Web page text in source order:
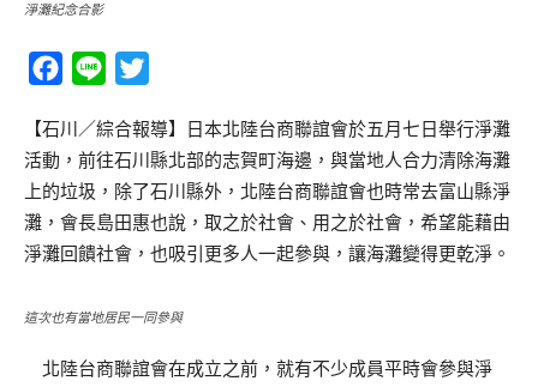
淨灘紀念合影
Facebook
Line
【石川／綜合報導】日本北陸台商聯誼會於五月七日舉行淨灘
活動，前往石川縣北部的志賀町海邊，與當地人合力清除海灘
上的垃圾，除了石川縣外，北陸台商聯誼會也時常去富山縣淨
灘，會長島田惠也說，取之於社會、用之於社會，希望能藉由
淨灘回饋社會，也吸引更多人一起參與，讓海灘變得更乾淨。
這次也有當地居民一同參與
北陸台商聯誼會在成立之前，就有不少成員平時會參與淨